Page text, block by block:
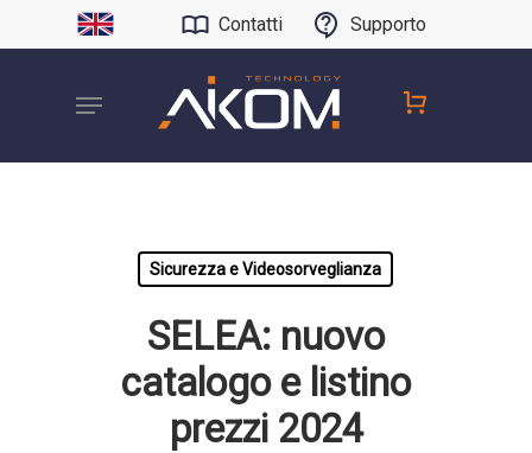
Contatti Supporto
Sicurezza e Videosorveglianza
SELEA: nuovo
catalogo e listino
prezzi 2024